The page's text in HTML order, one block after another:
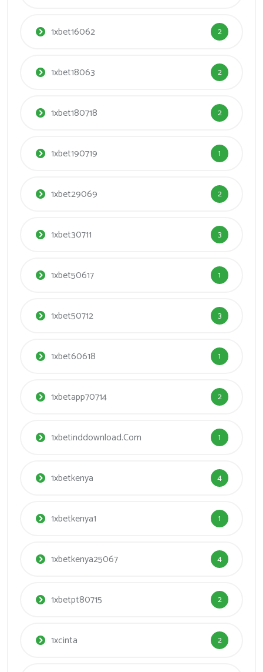
1xbet16062 2
1xbet18063 2
1xbet180718 2
1xbet190719 1
1xbet29069 2
1xbet30711 3
1xbet50617 1
1xbet50712 3
1xbet60618 1
1xbetapp70714 2
1xbetinddownload.com 1
1xbetkenya 4
1xbetkenya1 1
1xbetkenya25067 4
1xbetpt80715 2
1xcinta 2